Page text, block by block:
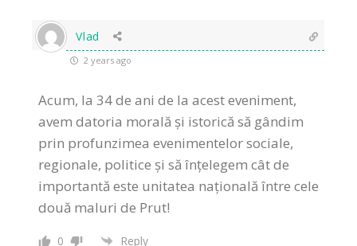
Vlad
2 years ago
Acum, la 34 de ani de la acest eveniment,
avem datoria morală și istorică să gândim
prin profunzimea evenimentelor sociale,
regionale, politice și să înțelegem cât de
importantă este unitatea națională între cele
două maluri de Prut!
0 Reply